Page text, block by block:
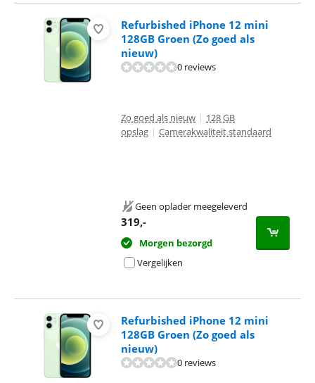
Refurbished iPhone 12 mini
128GB Groen (Zo goed als
nieuw)
0 reviews
Zo goed als nieuw | 128 GB
opslag | Camerakwaliteit standaard
Geen oplader meegeleverd
319,-
Morgen bezorgd
Vergelijken
Refurbished iPhone 12 mini
128GB Groen (Zo goed als
nieuw)
0 reviews